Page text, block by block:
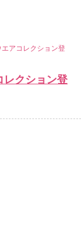
アコレクション登
クション登